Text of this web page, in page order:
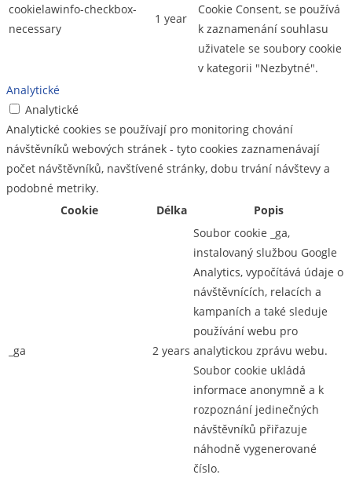
cookielawinfo-checkbox-
necessary
1 year
Cookie Consent, se používá
k zaznamenání souhlasu
uživatele se soubory cookie
v kategorii "Nezbytné".
Analytické
Analytické
Analytické cookies se používají pro monitoring chování
návštěvníků webových stránek - tyto cookies zaznamenávají
počet návštěvníků, navštívené stránky, dobu trvání návštevy a
podobné metriky.
Cookie
Délka Popis
_ga 2 years
Soubor cookie _ga,
instalovaný službou Google
Analytics, vypočítává údaje o
návštěvnících, relacích a
kampaních a také sleduje
používání webu pro
analytickou zprávu webu.
Soubor cookie ukládá
informace anonymně a k
rozpoznání jedinečných
návštěvníků přiřazuje
náhodně vygenerované
číslo.